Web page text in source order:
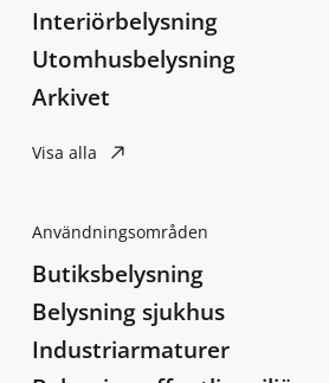
Interiörbelysning
Utomhusbelysning
Arkivet
Visa alla
Användningsområden
Butiksbelysning
Belysning sjukhus
Industriarmaturer